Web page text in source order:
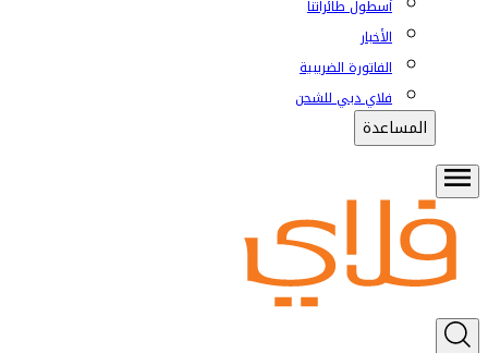
أسطول طائراتنا
الأخبار
الفاتورة الضريبية
فلاي دبي للشحن
المساعدة